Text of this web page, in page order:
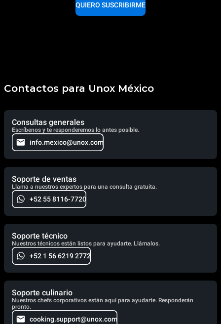
QUIERO SUSCRIBIRME
Contactos para Unox México
Consultas generales
Escríbenos y te responderemos lo antes posible.
info.mexico@unox.com
Soporte de ventas
Llama a nuestros expertos para una consulta gratuita.
+52 55 8116-7720
Soporte técnico
Nuestros técnicos están listos para ayudarte. Llámalos.
+52 1 56 6219 2772
Soporte culinario
Nuestros chefs corporativos están aquí para ayudarte. Responderán
pronto.
cooking.support@unox.com